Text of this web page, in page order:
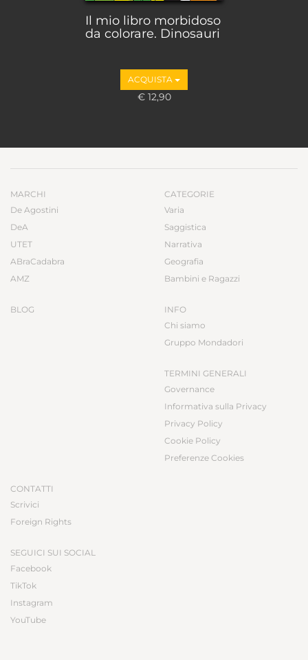
Il mio libro morbidoso
da colorare. Dinosauri
ACQUISTA
€ 12,90
MARCHI
De Agostini
DeA
UTET
ABraCadabra
AMZ
BLOG
CATEGORIE
Varia
Saggistica
Narrativa
Geografia
Bambini e Ragazzi
INFO
Chi siamo
Gruppo Mondadori
TERMINI GENERALI
Governance
Informativa sulla Privacy
Privacy Policy
Cookie Policy
Preferenze Cookies
CONTATTI
Scrivici
Foreign Rights
SEGUICI SUI SOCIAL
Facebook
TikTok
Instagram
YouTube